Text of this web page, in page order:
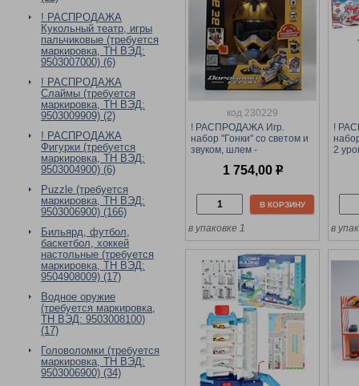
! РАСПРОДАЖА
Кукольный театр, игры
пальчиковые (требуется
маркировка, ТН ВЭД:
9503007000) (6)
! РАСПРОДАЖА
Слаймы (требуется
маркировка, ТН ВЭД:
9503009909) (2)
! РАСПРОДАЖА
Фигурки (требуется
маркировка, ТН ВЭД:
9503004900) (6)
Puzzle (требуется
маркировка, ТН ВЭД:
9503006900) (166)
Бильярд, футбол,
баскетбол, хоккей
настольные (требуется
маркировка, ТН ВЭД:
9504908009) (17)
Водное оружие
(требуется маркировка,
ТН ВЭД: 9503008100)
(17)
Головоломки (требуется
маркировка, ТН ВЭД:
9503006900) (34)
код 230229
! РАСПРОДАЖА Игр.
набор "Гонки" со светом и
звуком, шлем -
машины в компл., в
1 754,00 р
В КОРЗИНУ
в упаковке 1
!
2
в